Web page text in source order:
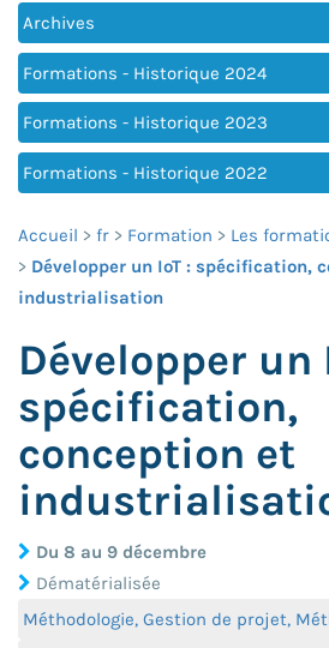
Archives
Formations - Historique 2024
Formations - Historique 2023
Formations - Historique 2022
Accueil fr Formation
Les
Développer un IoT : spécification,
industrialisation
Développer un
spécification,
conception et
Du 8 au 9 décembre
Dématérialisée
Méthodologie, Gestion de projet,